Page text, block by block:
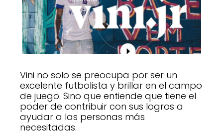
Vini no solo se preocupa por ser un
excelente futbolista y brillar en el campo
de juego. Sino que entiende que tiene el
poder de contribuir con sus logros a
ayudar a las personas más
necesitadas.